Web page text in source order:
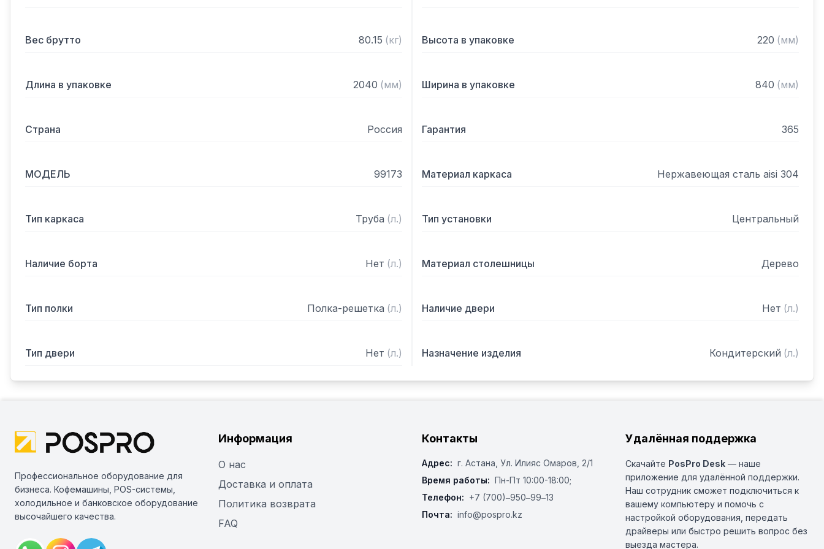
Вес брутто 80.15 (кг) Высота в упаковке 220 (мм)
Длина в упаковке 2040 (мм) Ширина в упаковке 840 (мм)
Страна Россия Гарантия 365
МОДЕЛЬ 99173 Материал каркаса Нержавеющая сталь aisi 304
Тип каркаса Труба (л.) Тип установки Центральный
Наличие борта Нет (л.) Материал столешницы Дерево
Тип полки Полка-решетка (л.) Наличие двери Нет (л.)
Тип двери Нет (л.) Назначение изделия Кондитерский (л.)
Профессиональное оборудование для
бизнеса. Кофемашины, POS-системы,
холодильное и банковское оборудование
высочайшего качества.
Информация
О нас
Доставка и оплата
Политика возврата
FAQ
Контакты
Адрес: г. Астана, ​Ул. Илияс Омаров, 2/1
Время работы: Пн-Пт 10:00-18:00;
Телефон: +7 (700)‒950‒99‒13
Почта: info@pospro.kz
Удалённая поддержка
Скачайте PosPro Desk — наше
приложение для удалённой поддержки.
Наш сотрудник сможет подключиться к
вашему компьютеру и помочь с
настройкой оборудования, передать
драйверы или быстро решить вопрос без
выезда мастера.